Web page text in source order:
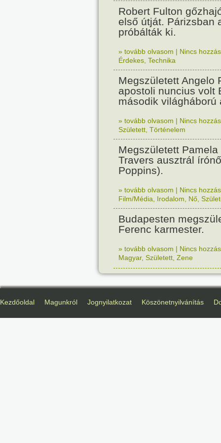
Robert Fulton
első útját. Párizsban
próbálták ki.
» tovább olvasom | Nincs
Érdekes Technika
Megszületett Angelo
apostoli nuncius volt
második világháború
» tovább olvasom | Nincs
Született Történelem
Megszületett Pamela
Travers ausztrál
Poppins).
» tovább olvasom | Nincs
Film/Média
Irodalom Nő
Budapesten
Ferenc karmester.
» tovább olvasom | Nincs
Magyar, Született Zene
Kezdőoldal Magunkról Jognyilatkozat Köszönetnyilvánítás